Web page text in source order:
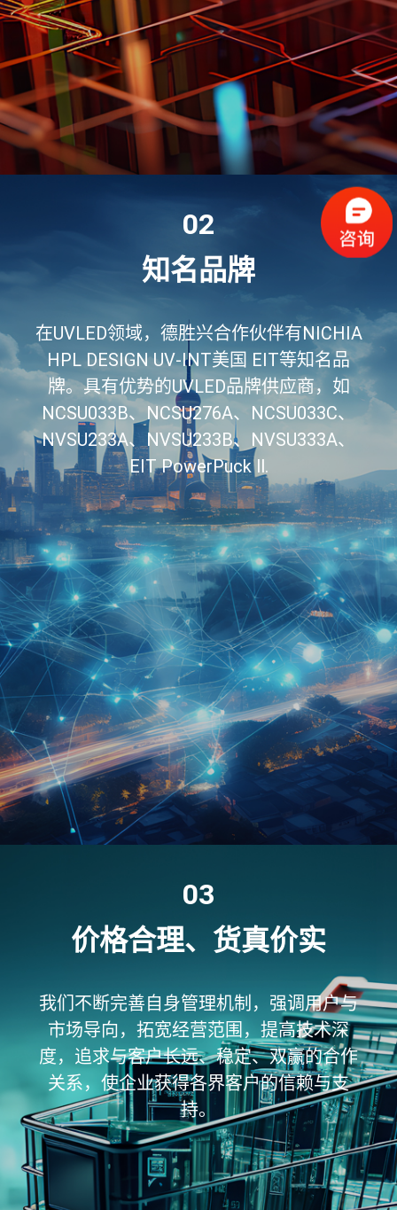
02
知名品牌
在UVLED领域，德胜兴合作伙伴有NICHIA
HPL DESIGN UV-INT美国 EIT等知名品
牌。具有优势的UVLED品牌供应商，如
NCSU033B、NCSU276A、NCSU033C、
NVSU233A、NVSU233B、NVSU333A、
EIT PowerPuck ll.
03
价格合理、货真价实
我们不断完善自身管理机制，强调用户与
市场导向，拓宽经营范围，提高技术深
度，追求与客户长远、稳定、双赢的合作
关系，使企业获得各界客户的信赖与支
持。